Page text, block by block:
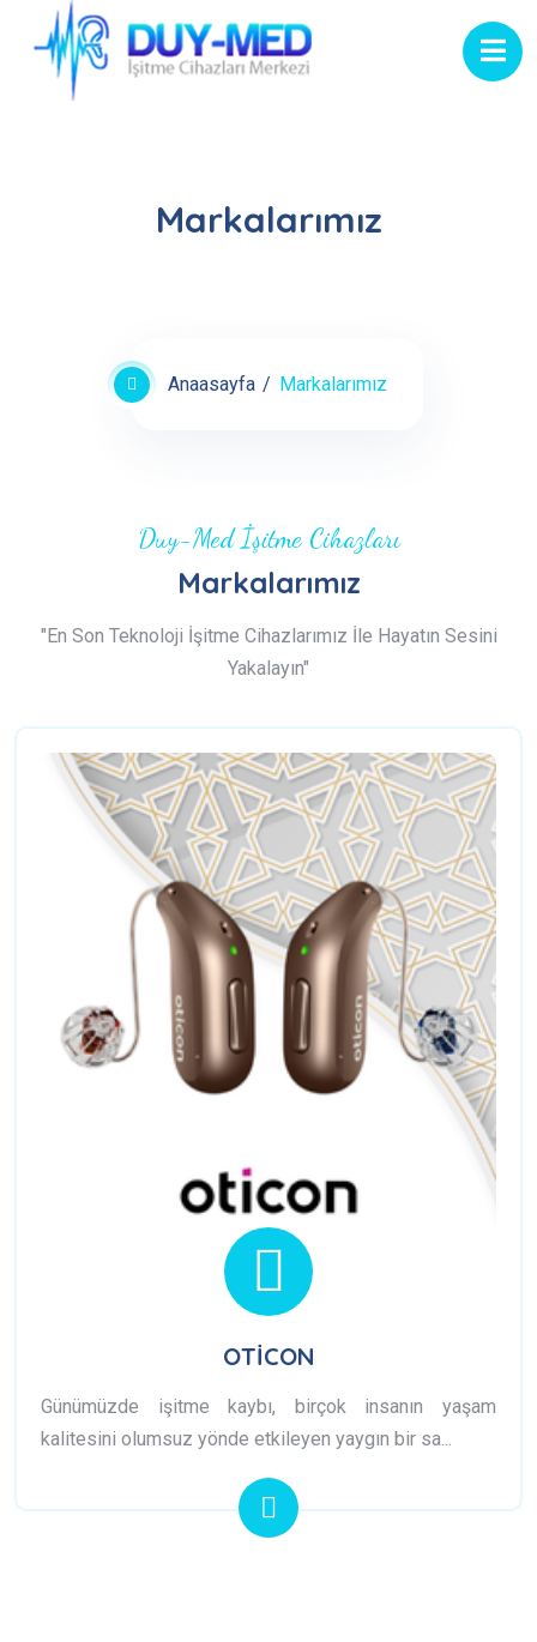
Markalarımız
Anaasayfa Markalarımız
Duy-Med İşitme Cihazları
Markalarımız
"En Son Teknoloji İşitme Cihazlarımız İle Hayatın Sesini
Yakalayın"
OTİCON
Günümüzde işitme kaybı, birçok insanın yaşam
kalitesini olumsuz yönde etkileyen yaygın bir sa...